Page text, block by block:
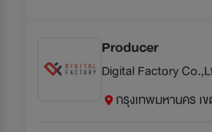
Producer
Digital Factory
กรุงเทพมหานคร เ